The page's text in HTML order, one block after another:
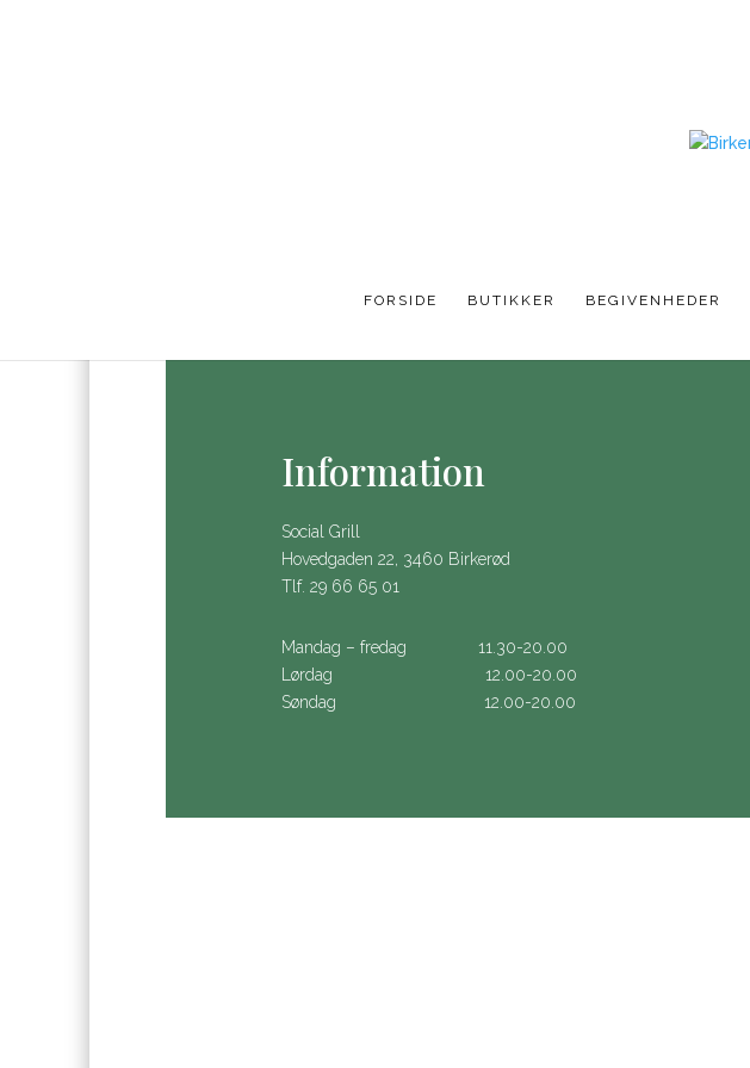
FORSIDE BUTIKKER BEGIVENHEDER
Information
Social Grill
Hovedgaden 22, 3460 Birkerød
Tlf. 29 66 65 01
Mandag – fredag 11.30-20.00
Lørdag 12.00-20.00
Søndag 12.00-20.00